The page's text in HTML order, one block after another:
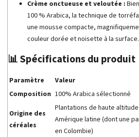
Crème onctueuse et veloutée :
100 % Arabica, la technique de
une mousse compacte,
couleur dorée et noisette à la surface.
📊 Spécifications du produit
Paramètre
Valeur
Composition 100% Arabica sélectionné
Origine des
céréales
Plantations de haute
Amérique latine (dont une
en Colombie)